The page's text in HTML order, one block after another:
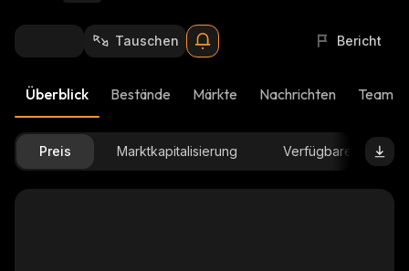
Tauschen Bericht
Überblick Bestände Märkte Nachrichten Team-
Preis Marktkapitalisierung Verfügbare Menge